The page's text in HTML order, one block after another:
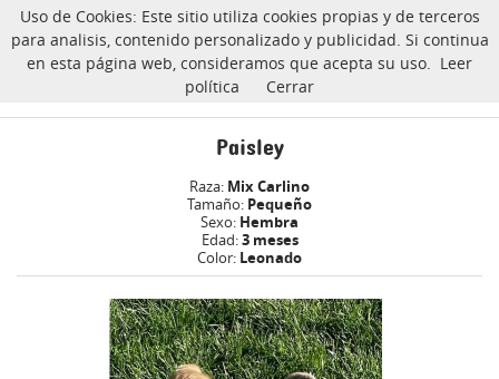
CarlinoSOS
Paisley carlino Adoptado
Paisley
Raza: Mix Carlino
Tamaño: Pequeño
Sexo: Hembra
Edad:3 meses
Color: Leonado
Uso de Cookies: Este sitio utiliza cookies propias y de terceros
para analisis, contenido personalizado y publicidad. Si continua
en esta página web, consideramos que acepta su uso. Leer
política
Cerrar